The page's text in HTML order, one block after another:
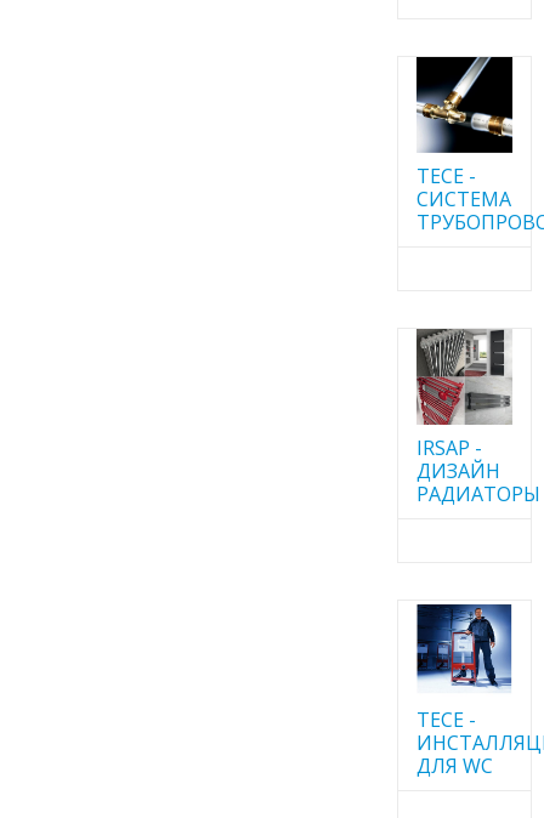
TECE -
CИСТЕМА
IRSAP -
ДИЗАЙН
РАДИАТОРЫ
TECE -
ДЛЯ WC